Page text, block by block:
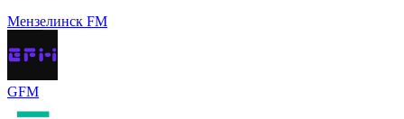
Мензелинск FM
GFM